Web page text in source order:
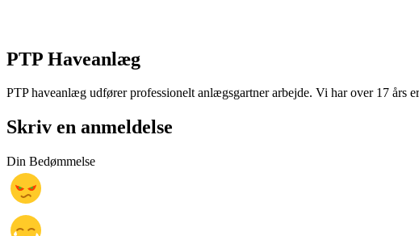
PTP Haveanlæg
PTP haveanlæg udfører professionelt anlægsgartner arbejde. Vi har over 17
Skriv en anmeldelse
Din Bedømmelse